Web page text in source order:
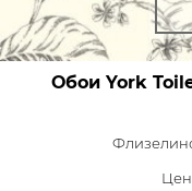
Обои York